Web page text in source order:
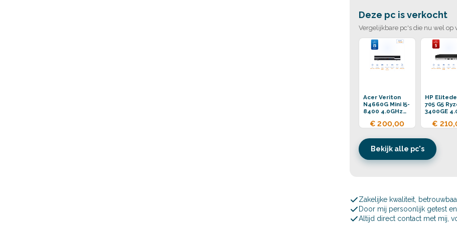
Deze pc is verkocht
Vergelijkbare pc's die nu wel op
Acer Veriton
N4660G Mini I5-
8400 4.0GHz
256GB SSD
€ 200,00
HP
705 G5
3400GE
256GB SSD
€
Bekijk alle pc's
Zakelijke kwaliteit,
Door mij persoonlijk getest
Altijd direct contact met mij,